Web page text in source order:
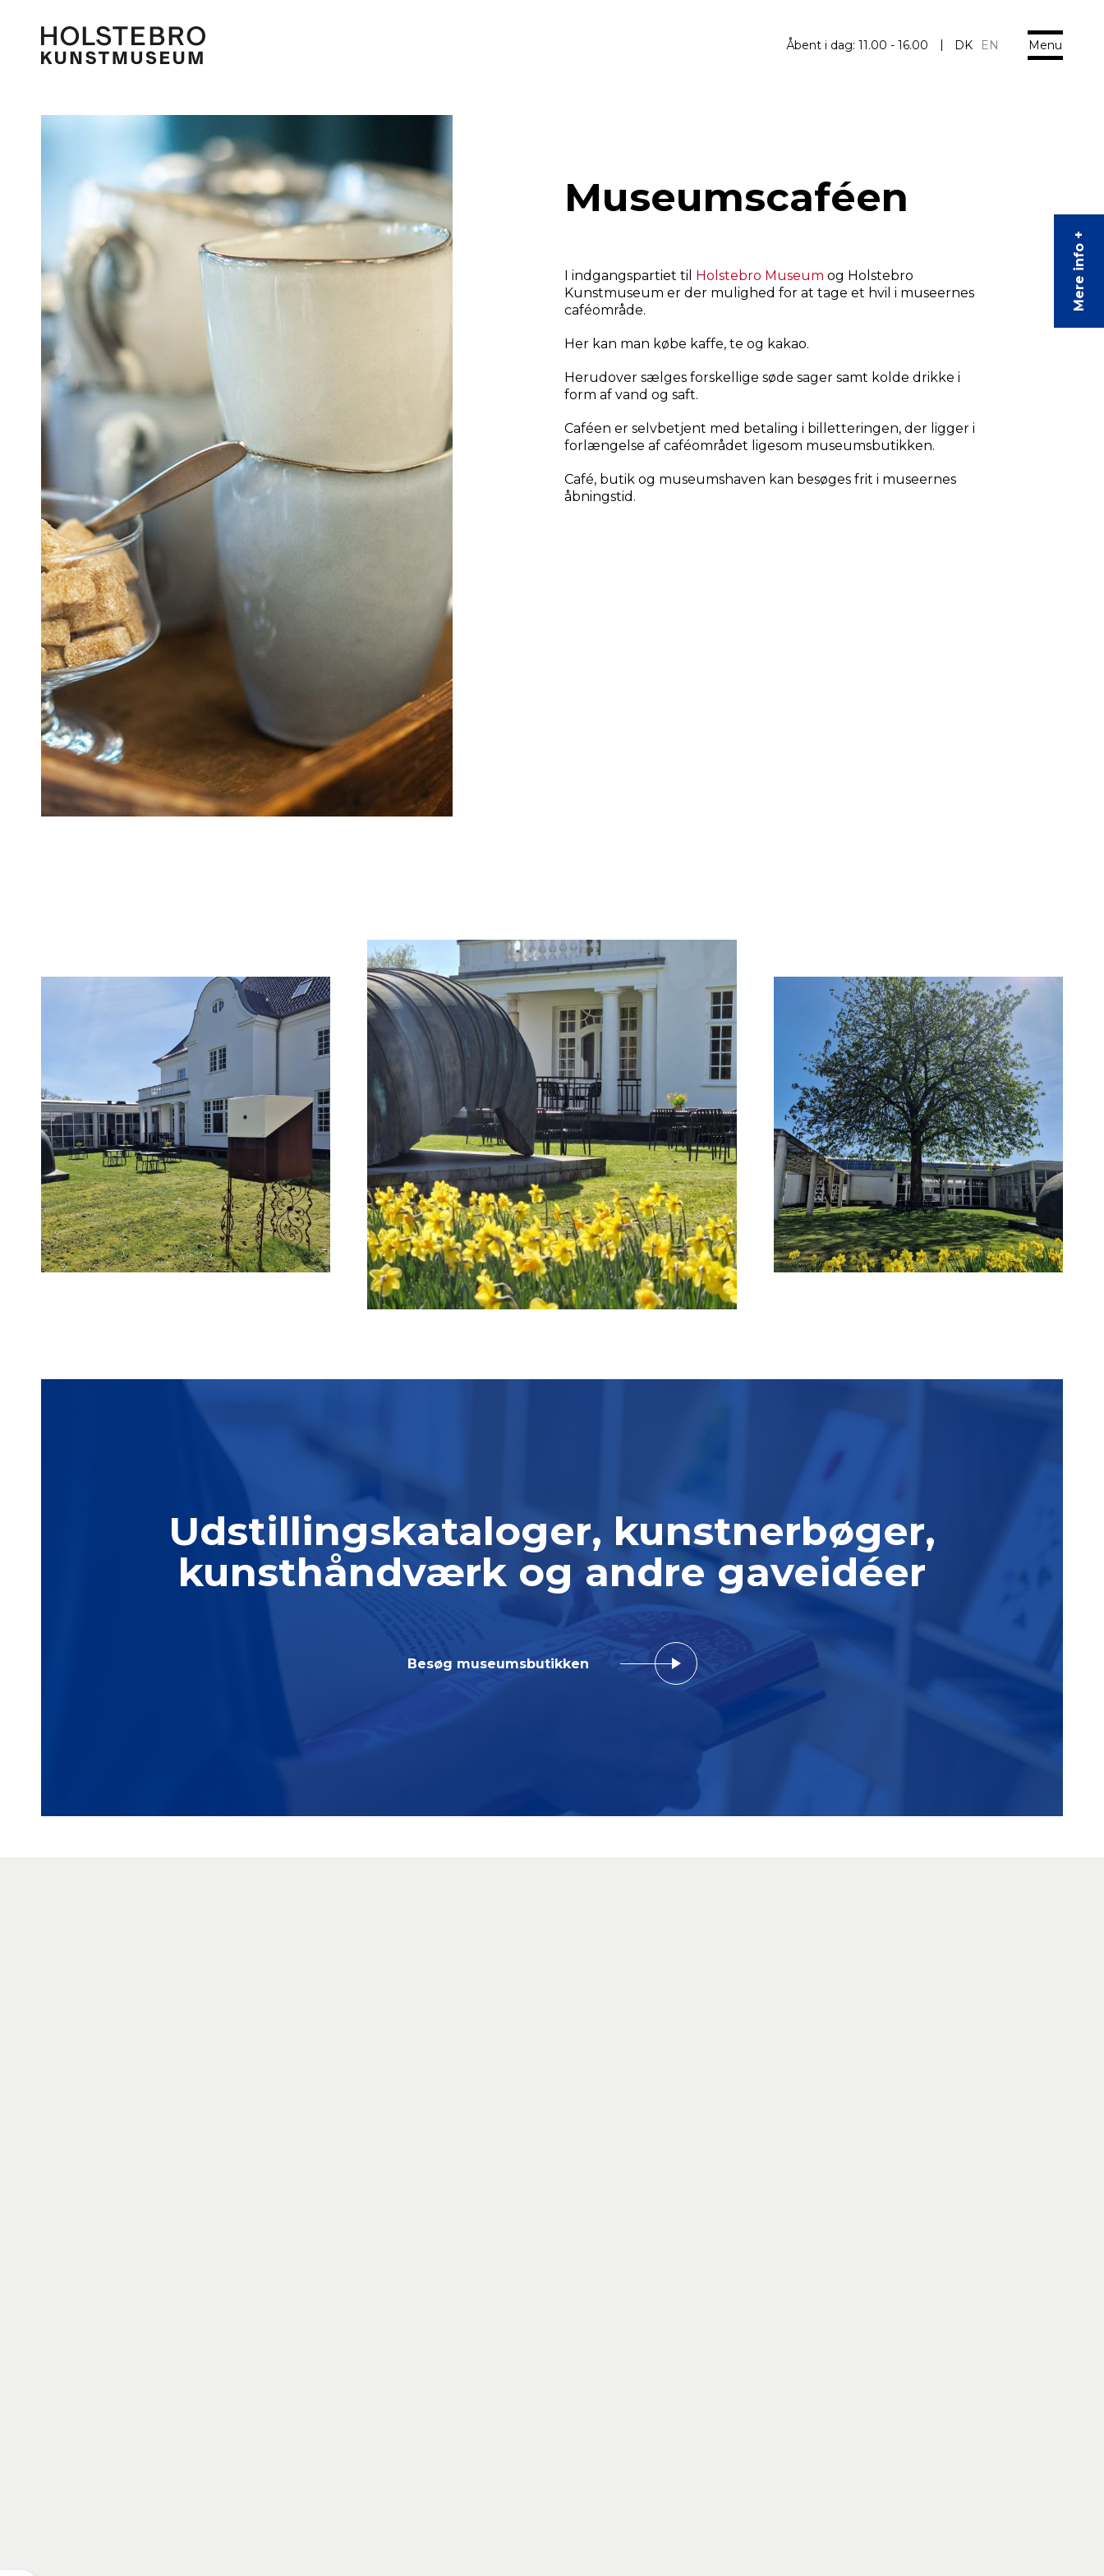
Åbent i dag: 11.00 - 16.00 DK EN Menu
Mere info +
Museumscaféen
I indgangspartiet til Holstebro Museum og Holstebro
Kunstmuseum er der mulighed for at tage et hvil i museernes
caféområde.
Her kan man købe kaffe, te og kakao.
Herudover sælges forskellige søde sager samt kolde drikke i
form af vand og saft.
Caféen er selvbetjent med betaling i billetteringen, der ligger i
forlængelse af caféområdet ligesom museumsbutikken.
Café, butik og museumshaven kan besøges frit i museernes
åbningstid.
Udstillingskataloger, kunstnerbøger,
kunsthåndværk og andre gaveidéer
Besøg museumsbutikken